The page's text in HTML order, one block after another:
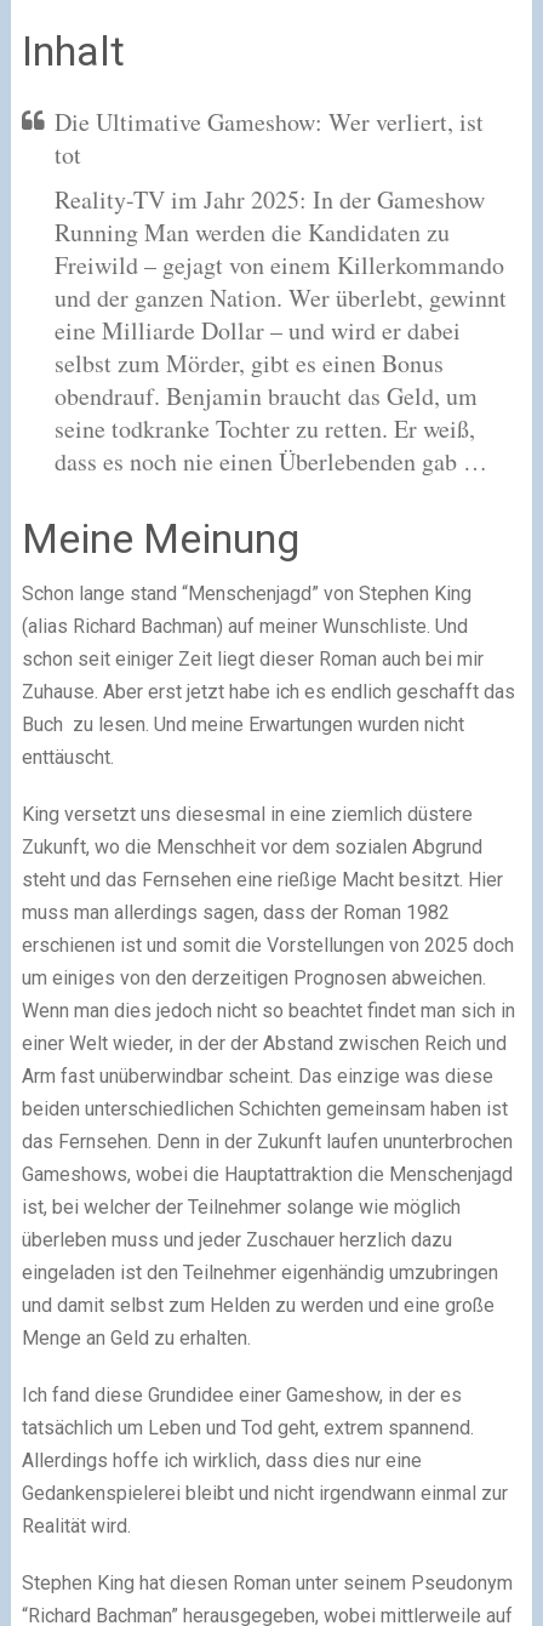
Inhalt
Die Ultimative Gameshow: Wer verliert, ist
tot
Reality-TV im Jahr 2025: In der Gameshow
Running Man werden die Kandidaten zu
Freiwild – gejagt von einem Killerkommando
und der ganzen Nation. Wer überlebt, gewinnt
eine Milliarde Dollar – und wird er dabei
selbst zum Mörder, gibt es einen Bonus
obendrauf. Benjamin braucht das Geld, um
seine todkranke Tochter zu retten. Er weiß,
dass es noch nie einen Überlebenden gab …
Meine Meinung
Schon lange stand “Menschenjagd” von Stephen King
(alias Richard Bachman) auf meiner Wunschliste. Und
schon seit einiger Zeit liegt dieser Roman auch bei mir
Zuhause. Aber erst jetzt habe ich es endlich geschafft das
Buch zu lesen. Und meine Erwartungen wurden nicht
enttäuscht.
King versetzt uns diesesmal in eine ziemlich düstere
Zukunft, wo die Menschheit vor dem sozialen Abgrund
steht und das Fernsehen eine rießige Macht besitzt. Hier
muss man allerdings sagen, dass der Roman 1982
erschienen ist und somit die Vorstellungen von 2025 doch
um einiges von den derzeitigen Prognosen abweichen.
Wenn man dies jedoch nicht so beachtet findet man sich in
einer Welt wieder, in der der Abstand zwischen Reich und
Arm fast unüberwindbar scheint. Das einzige was diese
beiden unterschiedlichen Schichten gemeinsam haben ist
das Fernsehen. Denn in der Zukunft laufen ununterbrochen
Gameshows, wobei die Hauptattraktion die Menschenjagd
ist, bei welcher der Teilnehmer solange wie möglich
überleben muss und jeder Zuschauer herzlich dazu
eingeladen ist den Teilnehmer eigenhändig umzubringen
und damit selbst zum Helden zu werden und eine große
Menge an Geld zu erhalten.
Ich fand diese Grundidee einer Gameshow, in der es
tatsächlich um Leben und Tod geht, extrem spannend.
Allerdings hoffe ich wirklich, dass dies nur eine
Gedankenspielerei bleibt und nicht irgendwann einmal zur
Realität wird.
Stephen King hat diesen Roman unter seinem Pseudonym
“Richard Bachman” herausgegeben, wobei mittlerweile auf